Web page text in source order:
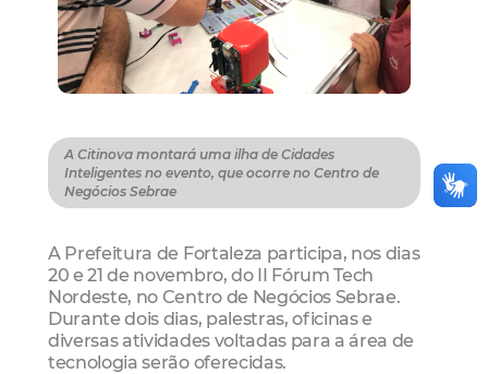
A Citinova montará uma ilha de Cidades
Inteligentes no evento, que ocorre no Centro de
Negócios Sebrae
A Prefeitura de Fortaleza participa, nos dias
20 e 21 de novembro, do II Fórum Tech
Nordeste, no Centro de Negócios Sebrae.
Durante dois dias, palestras, oficinas e
diversas atividades voltadas para a área de
tecnologia serão oferecidas.